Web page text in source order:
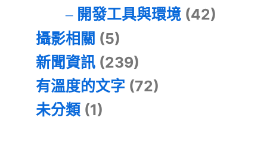
開發工具與環境(42)
攝影相關 (5)
新聞資訊 (239)
有溫度的文字 (72)
未分類 (1)